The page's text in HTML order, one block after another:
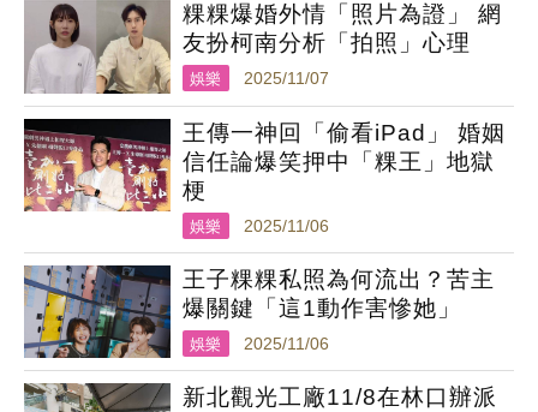
粿粿爆婚外情「照片為證」 網
友扮柯南分析「拍照」心理
娛樂 2025/11/07
王傳一神回「偷看iPad」 婚姻
信任論爆笑押中「粿王」地獄
梗
娛樂 2025/11/06
王子粿粿私照為何流出？苦主
爆關鍵「這1動作害慘她」
娛樂 2025/11/06
新北觀光工廠11/8在林口辦派